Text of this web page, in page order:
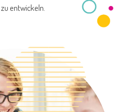
zu entwickeln.